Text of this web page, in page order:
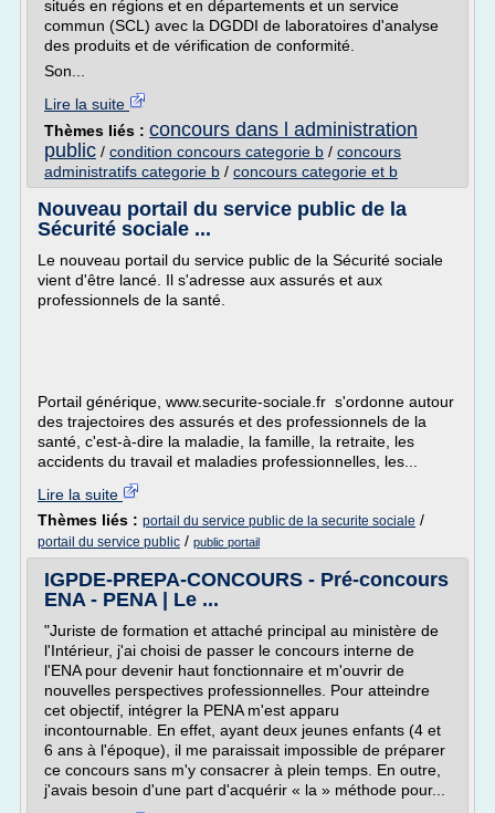
situés en régions et en départements et un service
commun (SCL) avec la DGDDI de laboratoires d'analyse
des produits et de vérification de conformité.
Son...
Lire la suite
Thèmes liés : concours dans l administration
public / condition concours categorie b / concours
administratifs categorie b / concours categorie et b
Nouveau portail du service public de la
Sécurité sociale ...
Le nouveau portail du service public de la Sécurité sociale
vient d'être lancé. Il s'adresse aux assurés et aux
professionnels de la santé.
Portail générique, www.securite-sociale.fr s'ordonne autour
des trajectoires des assurés et des professionnels de la
santé, c'est-à-dire la maladie, la famille, la retraite, les
accidents du travail et maladies professionnelles, les...
Lire la suite
Thèmes liés : portail du service public de la securite sociale /
portail du service public / public portail
IGPDE-PREPA-CONCOURS - Pré-concours
ENA - PENA | Le ...
"Juriste de formation et attaché principal au ministère de
l'Intérieur, j'ai choisi de passer le concours interne de
l'ENA pour devenir haut fonctionnaire et m'ouvrir de
nouvelles perspectives professionnelles. Pour atteindre
cet objectif, intégrer la PENA m'est apparu
incontournable. En effet, ayant deux jeunes enfants (4 et
6 ans à l'époque), il me paraissait impossible de préparer
ce concours sans m'y consacrer à plein temps. En outre,
j'avais besoin d'une part d'acquérir « la » méthode pour...